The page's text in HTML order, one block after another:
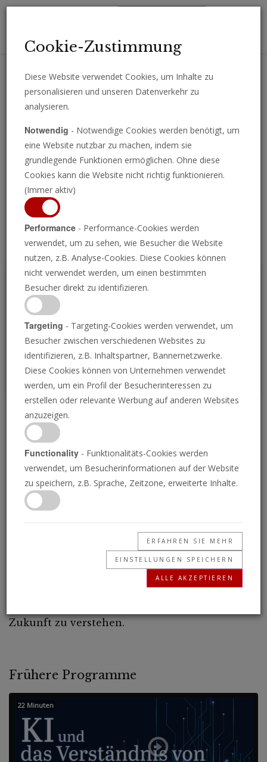
Erhalten Sie wichtige Analysen, Kommentare und Nachrichten
Programm ansehen
P
Das James Webb
Teleskop und Ihr
Potenzial
Das James Webb Weltraumteleskop macht das
Universum für die Menschheit sichtbarer als je
zuvor. Erfahren Sie, wie die Betrachtung des
Universums Ihnen helfen kann, Ihr
Zukunft zu verstehen.
Frühere Programme
22 Minuten
Cookie-Zustimmung
Diese Website verwendet Cookies, um Inhalte zu
personalisieren und unseren Datenverkehr zu
analysieren.
Notwendig - Notwendige Cookies werden benötigt, um
eine Website nutzbar zu machen, indem sie
grundlegende Funktionen ermöglichen. Ohne diese
Cookies kann die Website nicht richtig funktionieren.
(Immer aktiv)
Performance - Performance-Cookies werden
verwendet, um zu sehen, wie Besucher die Website
nutzen, z.B. Analyse-Cookies. Diese Cookies können
nicht verwendet werden, um einen bestimmten
Besucher direkt zu identifizieren.
Targeting - Targeting-Cookies werden verwendet, um
Besucher zwischen verschiedenen Websites zu
identifizieren, z.B. Inhaltspartner, Bannernetzwerke.
Diese Cookies können von Unternehmen verwendet
werden, um ein Profil der Besucherinteressen zu
erstellen oder relevante Werbung auf anderen Websites
anzuzeigen.
Functionality - Funktionalitäts-Cookies werden
verwendet, um Besucherinformationen auf der Website
zu speichern, z.B. Sprache, Zeitzone, erweiterte Inhalte.
ERFAHREN SIE MEHR
EINSTELLUNGEN SPEICHERN
ALLE AKZEPTIEREN